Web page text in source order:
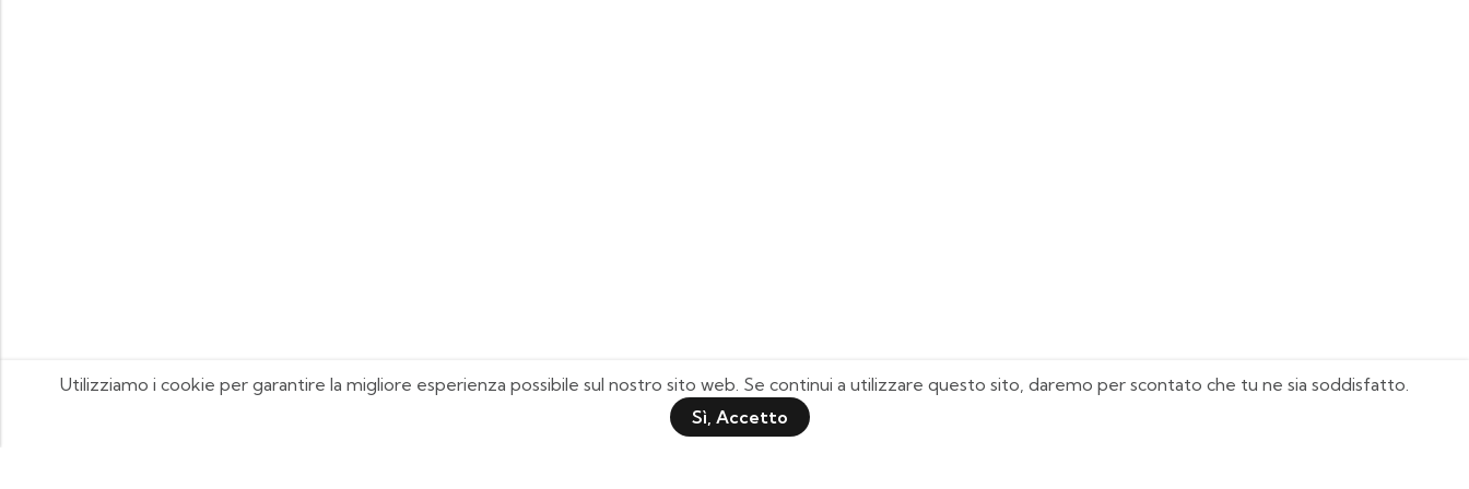
Utilizziamo i cookie per garantire la migliore esperienza possibile sul nostro sito web. Se continui a utilizzare questo sito, daremo per scontato che tu ne sia soddisfatto.
Sì, Accetto